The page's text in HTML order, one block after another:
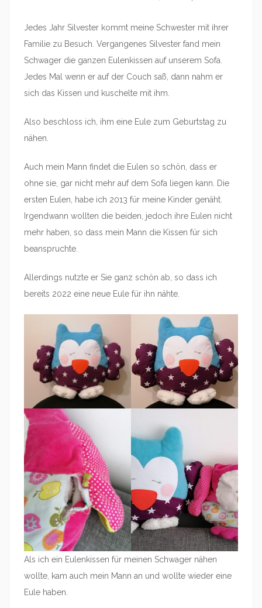
Jedes Jahr Silvester kommt meine Schwester mit ihrer
Familie zu Besuch. Vergangenes Silvester fand mein
Schwager die ganzen Eulenkissen auf unserem Sofa.
Jedes Mal wenn er auf der Couch saß, dann nahm er
sich das Kissen und kuschelte mit ihm.
Also beschloss ich, ihm eine Eule zum Geburtstag zu
nähen.
Auch mein Mann findet die Eulen so schön, dass er
ohne sie, gar nicht mehr auf dem Sofa liegen kann. Die
ersten Eulen, habe ich 2013 für meine Kinder genäht.
Irgendwann wollten die beiden, jedoch ihre Eulen nicht
mehr haben, so dass mein Mann die Kissen für sich
beanspruchte.
Allerdings nutzte er Sie ganz schön ab, so dass ich
bereits 2022 eine neue Eule für ihn nähte.
Als ich ein Eulenkissen für meinen Schwager nähen
wollte, kam auch mein Mann an und wollte wieder eine
Eule haben.